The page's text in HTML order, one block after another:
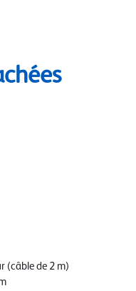
(câble de 2 m)